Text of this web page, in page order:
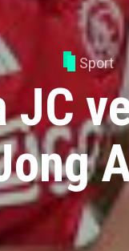
Sport
JC